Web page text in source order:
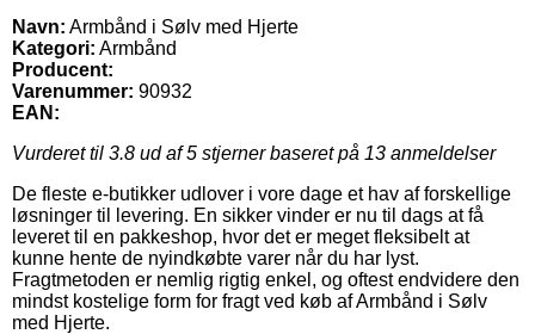
Navn: Armbånd i Sølv med Hjerte
Kategori: Armbånd
Producent:
Varenummer: 90932
EAN:
Vurderet til 3.8 ud af 5 stjerner baseret på 13 anmeldelser
De fleste e-butikker udlover i vore dage et hav af forskellige
løsninger til levering. En sikker vinder er nu til dags at få
leveret til en pakkeshop, hvor det er meget fleksibelt at
kunne hente de nyindkøbte varer når du har lyst.
Fragtmetoden er nemlig rigtig enkel, og oftest endvidere den
mindst kostelige form for fragt ved køb af Armbånd i Sølv
med Hjerte.